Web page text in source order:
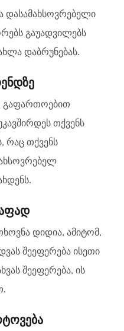
დასამახსოვრებელი
გაუადვილებს
დაბრუნებას.
გაფართოებით
თქვენს
რაც თქვენს
დიდია, ამიტომ,
შეეფერება ისეთი
შეეფერება, ის